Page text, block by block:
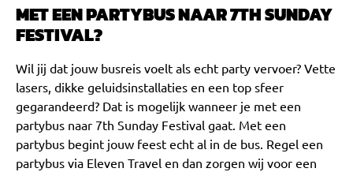
MET EEN PARTYBUS NAAR 7TH SUNDAY
FESTIVAL?
Wil jij dat jouw busreis voelt als echt party vervoer? Vette
lasers, dikke geluidsinstallaties en een top sfeer
gegarandeerd? Dat is mogelijk wanneer je met een
partybus naar 7th Sunday Festival gaat. Met een
partybus begint jouw feest echt al in de bus. Regel een
partybus via Eleven Travel en dan zorgen wij voor een